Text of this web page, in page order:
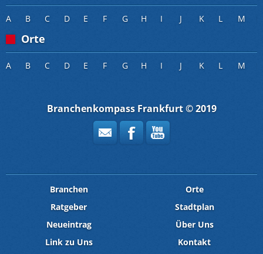
A B C D E F G H I J K L M
Orte
A B C D E F G H I J K L M
Branchenkompass Frankfurt © 2019
Branchen
Orte
Ratgeber
Stadtplan
Neueintrag
Über Uns
Link zu Uns
Kontakt